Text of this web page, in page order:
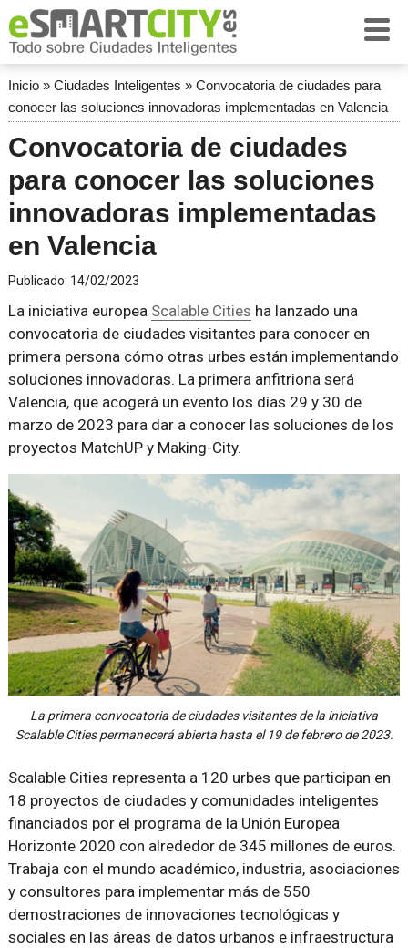
Inicio» Ciudades Inteligentes » Convocatoria de ciudades para
conocer las soluciones innovadoras implementadas en Valencia
Convocatoria de ciudades
para conocer las soluciones
innovadoras implementadas
en Valencia
Publicado: 14/02/2023
La iniciativa europea Scalable Cities ha lanzado una
convocatoria de ciudades visitantes para conocer en
primera persona cómo otras urbes están implementando
soluciones innovadoras. La primera anfitriona será
Valencia, que acogerá un evento los días 29 y 30 de
marzo de 2023 para dar a conocer las soluciones de los
proyectos MatchUP y Making-City.
La primera convocatoria de ciudades visitantes de la iniciativa
Scalable Cities permanecerá abierta hasta el 19 de febrero de 2023.
Scalable Cities representa a 120 urbes que participan en
18 proyectos de ciudades y comunidades inteligentes
financiados por el programa de la Unión Europea
Horizonte 2020 con alrededor de 345 millones de euros.
Trabaja con el mundo académico, industria, asociaciones
y consultores para implementar más de 550
demostraciones de innovaciones tecnológicas y
sociales en las áreas de datos urbanos e infraestructura